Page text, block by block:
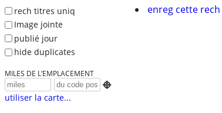
rech titres uniq
Image jointe
publié jour
hide duplicates
MILES DE L’EMPLACEMENT

utiliser la carte...
enreg cette rech